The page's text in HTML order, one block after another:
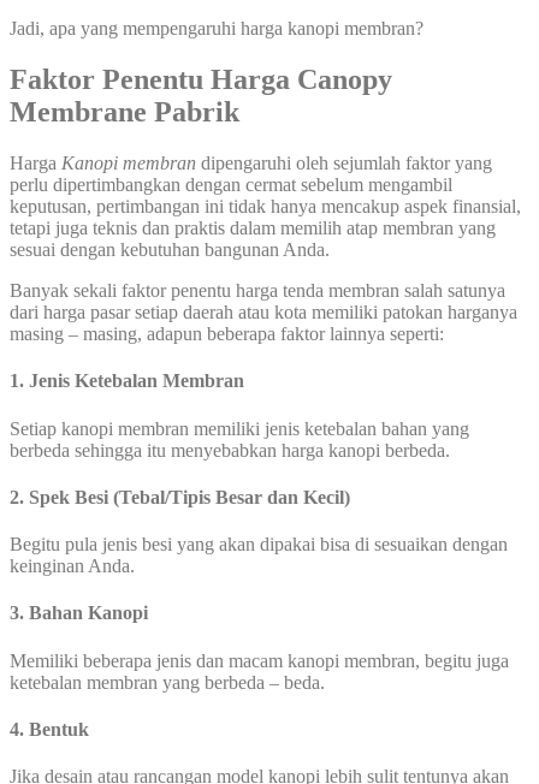
Jadi, apa yang mempengaruhi harga kanopi membran?
Faktor Penentu Harga Canopy
Membrane Pabrik
Harga Kanopi membran dipengaruhi oleh sejumlah faktor yang
perlu dipertimbangkan dengan cermat sebelum mengambil
keputusan, pertimbangan ini tidak hanya mencakup aspek finansial,
tetapi juga teknis dan praktis dalam memilih atap membran yang
sesuai dengan kebutuhan bangunan Anda.
Banyak sekali faktor penentu harga tenda membran salah satunya
dari harga pasar setiap daerah atau kota memiliki patokan harganya
masing – masing, adapun beberapa faktor lainnya seperti:
1. Jenis Ketebalan Membran
Setiap kanopi membran memiliki jenis ketebalan bahan yang
berbeda sehingga itu menyebabkan harga kanopi berbeda.
2. Spek Besi (Tebal/Tipis Besar dan Kecil)
Begitu pula jenis besi yang akan dipakai bisa di sesuaikan dengan
keinginan Anda.
3. Bahan Kanopi
Memiliki beberapa jenis dan macam kanopi membran, begitu juga
ketebalan membran yang berbeda – beda.
4. Bentuk
Jika desain atau rancangan model kanopi lebih sulit tentunya akan